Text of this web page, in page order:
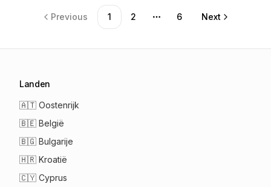
Previous 1 2
More pages
6 Next
Landen
🇦🇹 Oostenrijk
🇧🇪 België
🇧🇬 Bulgarije
🇭🇷 Kroatië
🇨🇾 Cyprus